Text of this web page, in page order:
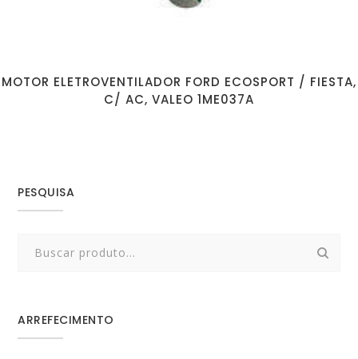
MOTOR ELETROVENTILADOR FORD ECOSPORT / FIESTA,
C/ AC, VALEO 1ME037A
PESQUISA
ARREFECIMENTO